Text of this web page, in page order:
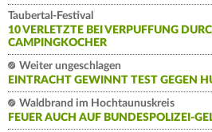
Taubertal-Festival
10 VERLETZTE BEI VERPUFFUNG
CAMPINGKOCHER
Weiter ungeschlagen
EINTRACHT GEWINNT TEST GEGEN
Waldbrand im Hochtaunuskreis
FEUER AUCH AUF BUNDESPOLIZEI-